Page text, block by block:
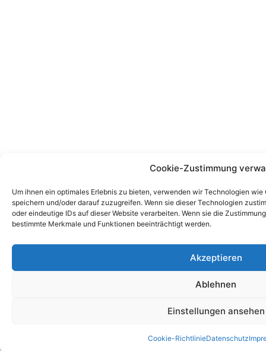
Cookie-Zustimmung
Um ihnen ein optimales Erlebnis zu bieten, verwenden wir Technologien
speichern und/oder darauf zuzugreifen. Wenn sie dieser Technologien
oder eindeutige IDs auf dieser Website verarbeiten. Wenn sie die
bestimmte Merkmale und Funktionen beeinträchtigt werden.
Akzeptieren
Ablehnen
Einstellungen ansehen
Cookie-RichtlinieDatenschutz